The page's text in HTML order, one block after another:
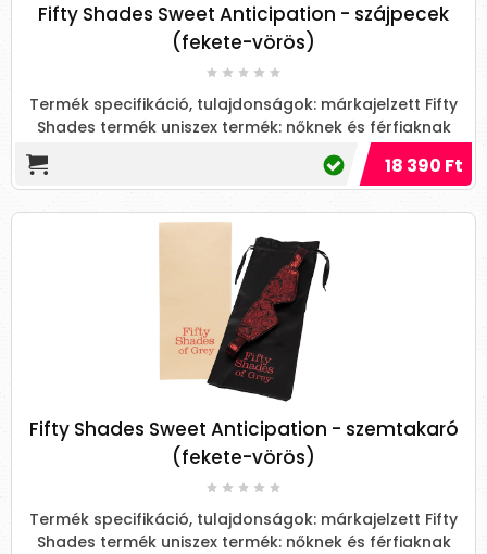
Fifty Shades Sweet Anticipation - szájpecek
(fekete-vörös)
Termék specifikáció, tulajdonságok: márkajelzett Fifty
Shades termék uniszex termék: nőknek és férfiaknak
18 390 Ft
Fifty Shades Sweet Anticipation - szemtakaró
(fekete-vörös)
Termék specifikáció, tulajdonságok: márkajelzett Fifty
Shades termék uniszex termék: nőknek és férfiaknak